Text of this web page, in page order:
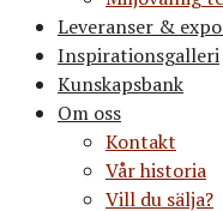
Leveranser &
Inspirationsgalleri
Kunskapsbank
Om oss
Kontakt
Vår historia
Vill du sälja?